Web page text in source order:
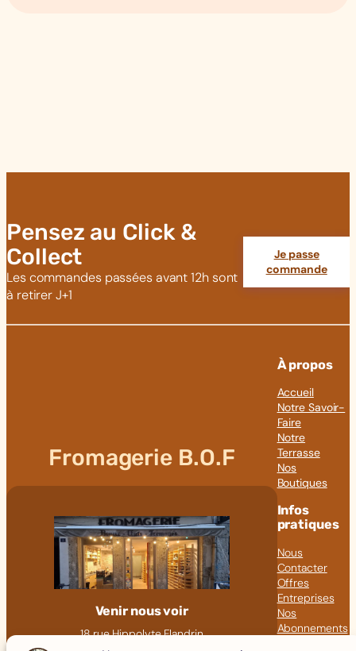
Pensez au Click &
Collect
Les commandes passées avant 12h sont
à retirer J+1
Je passe
commande
Fromagerie B.O.F
Venir nous voir
18 rue Hippolyte Flandrin
À propos
Accueil
Notre Savoir-
Faire
Notre
Terrasse
Nos
Boutiques
Infos
pratiques
Nous
Contacter
Offres
Entreprises
Nos
Abonnements